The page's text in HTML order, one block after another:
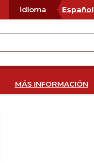
idioma Español
MÁS INFORMACIÓN